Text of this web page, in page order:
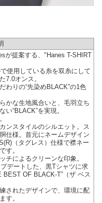
が提案する、"Hanes T-SHIRT
使用している糸を双糸にして
7.0オンス。
わりの“先染めBLACK”の1色
かな生地風合いと、毛羽立ち
“BLACK”を実現。
ンスタイルのシルエット。ス
仕様。首元にネームデザイン
（タグレス）仕様で襟ネー
す。
チによるクリーンな印象。
デートした、黒Tシャツに求
BEST OF BLACK-T”（ザ ベス
されたデザインで、環境に配
す。